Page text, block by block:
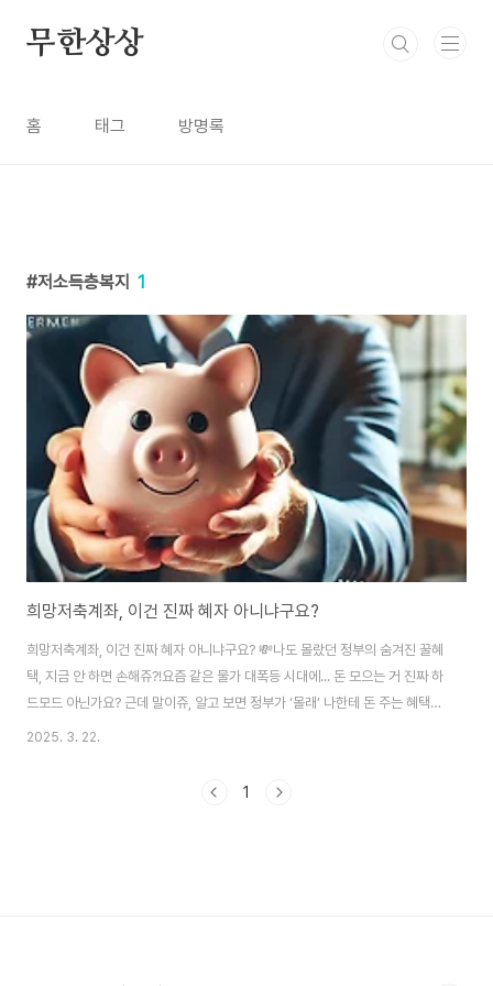
무한상상
홈 태그 방명록
저소득층복지 1
희망저축계좌, 이건 진짜 혜자 아니냐구요?
희망저축계좌, 이건 진짜 혜자 아니냐구요? 💸나도 몰랐던 정부의 숨겨진 꿀혜
택, 지금 안 하면 손해쥬?!요즘 같은 물가 대폭등 시대에... 돈 모으는 거 진짜 하
드모드 아닌가요? 근데 말이쥬, 알고 보면 정부가 ‘몰래’ 나한테 돈 주는 혜택들
이 좀 있더라구요?! 그중에서도 제 눈을 번쩍 뜨이게 만든 게 바로 이거... 희망
에요. 저도 첨엔 “에이~ 나라에서 준다 해놓고 조건 빡세겠지~” 했는데요... 자
2025. 3. 22.
1